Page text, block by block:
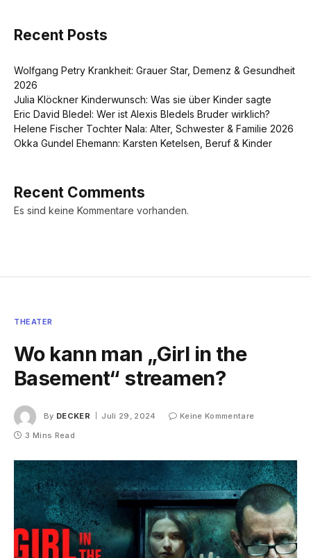
Recent Posts
Wolfgang Petry Krankheit: Grauer Star, Demenz & Gesundheit
2026
Julia Klöckner Kinderwunsch: Was sie über Kinder sagte
Eric David Bledel: Wer ist Alexis Bledels Bruder wirklich?
Helene Fischer Tochter Nala: Alter, Schwester & Familie 2026
Okka Gundel Ehemann: Karsten Ketelsen, Beruf & Kinder
Recent Comments
Es sind keine Kommentare vorhanden.
THEATER
Wo kann man „Girl in the
Basement“ streamen?
By DECKER Juli 29, 2024
Keine Kommentare
3 Mins Read